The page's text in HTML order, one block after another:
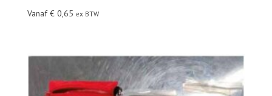
Vanaf€ 0,65 ex BTW